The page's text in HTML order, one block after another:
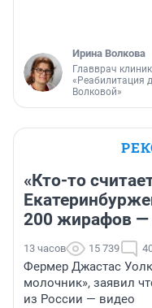
Ирина Волкова
Главврач
«Реабилитация
Волковой»
«Кто-то
200 жирафов —
13 часов 15 739
Фермер Джастас
молочник», заявил
из России — видео